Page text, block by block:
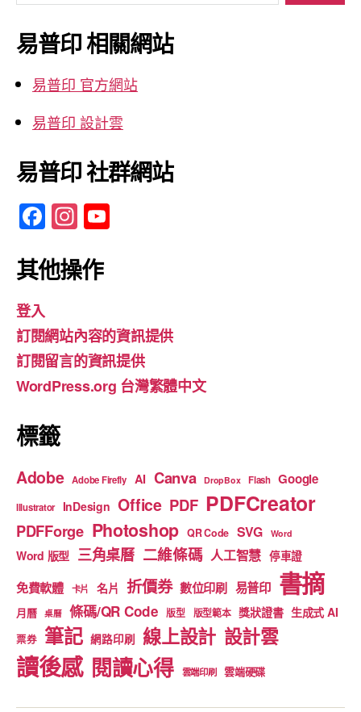
關
鍵
字:
易普印 相關網站
易普印 官方網站
易普印 設計雲
易普印 社群網站
F
a
c
b
o
o
k
In
st
a
gr
a
m
u
b
e
其他操作
登入
訂閱網站內容的資訊提供
訂閱留言的資訊提供
WordPress.org 台灣繁體中文
標籤
Adobe Adobe Firefly AI Canva DropBox Flash Google
Illustrator InDesign Office PDF PDFCreator
PDFForge Photoshop QR Code SVG Word
Word 版型 三角桌曆 二維條碼 人工智慧 停車證
免費軟體 卡片 名片 折價券 數位印刷 易普印 書摘
月曆 桌曆 條碼/QR Code 版型 版型範本 獎狀證書 生成式 AI
票券 筆記 網路印刷 線上設計 設計雲
讀後感 閱讀心得 雲端印刷 雲端硬碟